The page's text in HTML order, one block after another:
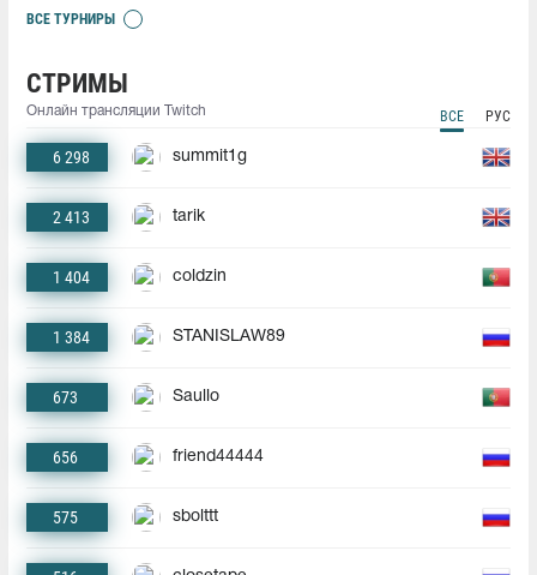
ВСЕ ТУРНИРЫ
СТРИМЫ
Онлайн трансляции Twitch ВСЕ РУС
6 298 summit1g
2 413 tarik
1 404 coldzin
1 384 STANISLAW89
673 Saullo
656 friend44444
575 sbolttt